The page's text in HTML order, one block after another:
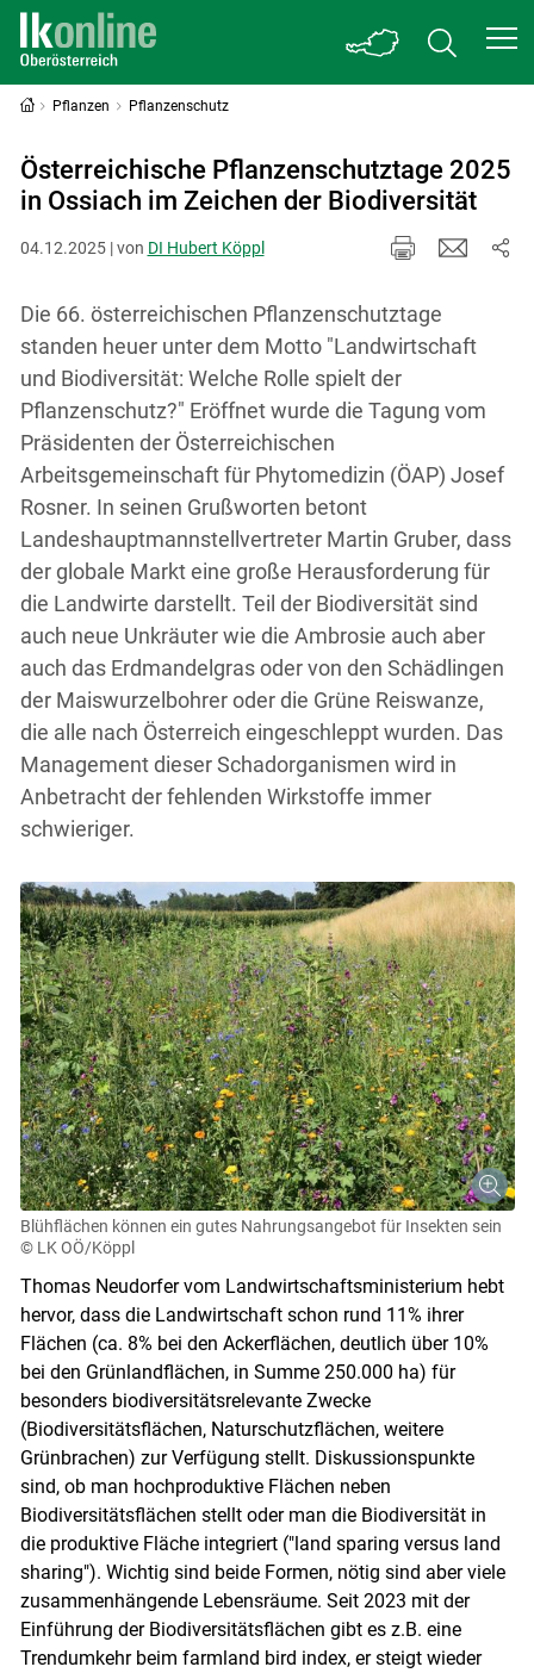
Pflanzen Pflanzenschutz
Österreichische Pflanzenschutztage 2025
in Ossiach im Zeichen der Biodiversität
04.12.2025 | von DI Hubert Köppl
Die 66. österreichischen Pflanzenschutztage
standen heuer unter dem Motto "Landwirtschaft
und Biodiversität: Welche Rolle spielt der
Pflanzenschutz?" Eröffnet wurde die Tagung vom
Präsidenten der Österreichischen
Arbeitsgemeinschaft für Phytomedizin (ÖAP) Josef
Rosner. In seinen Grußworten betont
Landeshauptmannstellvertreter Martin Gruber, dass
der globale Markt eine große Herausforderung für
die Landwirte darstellt. Teil der Biodiversität sind
auch neue Unkräuter wie die Ambrosie auch aber
auch das Erdmandelgras oder von den Schädlingen
der Maiswurzelbohrer oder die Grüne Reiswanze,
die alle nach Österreich eingeschleppt wurden. Das
Management dieser Schadorganismen wird in
Anbetracht der fehlenden Wirkstoffe immer
schwieriger.
Blühflächen können ein gutes Nahrungsangebot für Insekten sein
© LK OÖ/Köppl
Thomas Neudorfer vom Landwirtschaftsministerium hebt
hervor, dass die Landwirtschaft schon rund 11% ihrer
Flächen (ca. 8% bei den Ackerflächen, deutlich über 10%
bei den Grünlandflächen, in Summe 250.000 ha) für
besonders biodiversitätsrelevante Zwecke
(Biodiversitätsflächen, Naturschutzflächen, weitere
Grünbrachen) zur Verfügung stellt. Diskussionspunkte
sind, ob man hochproduktive Flächen neben
Biodiversitätsflächen stellt oder man die Biodiversität in
die produktive Fläche integriert ("land sparing versus land
sharing"). Wichtig sind beide Formen, nötig sind aber viele
zusammenhängende Lebensräume. Seit 2023 mit der
Einführung der Biodiversitätsflächen gibt es z.B. eine
Trendumkehr beim farmland bird index, er steigt wieder